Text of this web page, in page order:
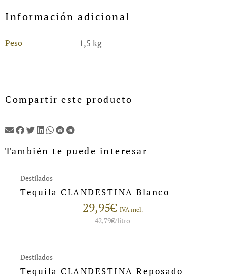
Información adicional
Peso 1,5 kg
Compartir este producto
También te puede interesar
Destilados
Tequila CLANDESTINA Blanco
29,95€ IVA incl.
42,79€/litro
Destilados
Tequila CLANDESTINA Reposado